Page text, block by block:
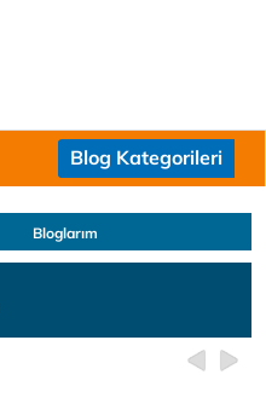
Blog Kategorileri
Bloglarım